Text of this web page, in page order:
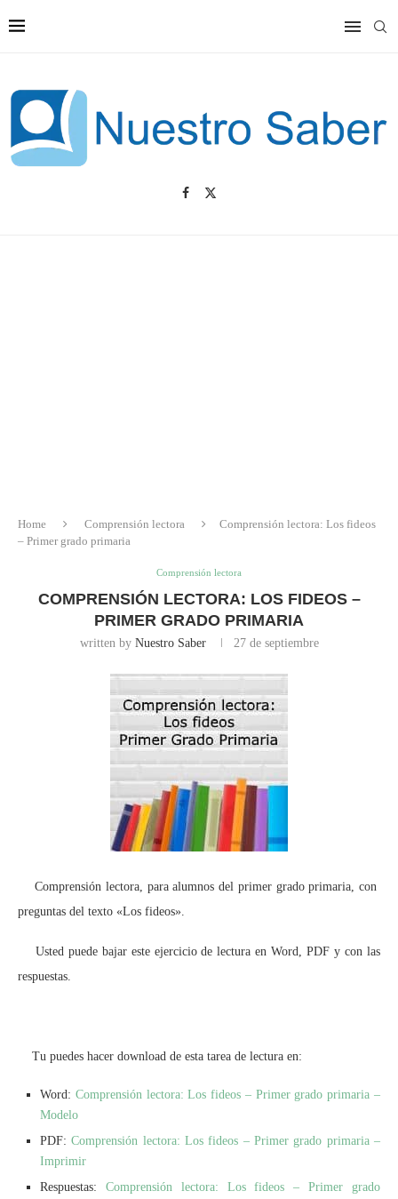
Home Comprensión lectora
Comprensión lectora: Los fideos
– Primer grado primaria
Comprensión lectora
COMPRENSIÓN LECTORA: LOS FIDEOS –
PRIMER GRADO PRIMARIA
written by Nuestro Saber 27 de septiembre
Comprensión lectora, para alumnos del primer grado primaria, con
preguntas del texto «Los fideos».
Usted puede bajar este ejercicio de lectura en Word, PDF y con las
respuestas.
Tu puedes hacer download de esta tarea de lectura en:
Word: Comprensión lectora: Los fideos – Primer grado primaria –
Modelo
PDF:Comprensión lectora: Los fideos – Primer grado primaria –
Imprimir
Respuestas: Comprensión lectora: Los fideos – Primer grado